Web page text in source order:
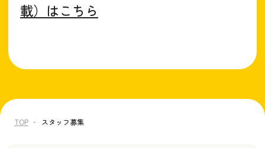
載）はこちら
TOP スタッフ募集